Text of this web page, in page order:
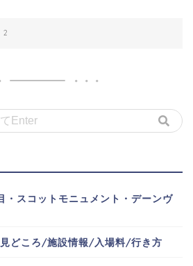
2
・スコットモニュメント・デーンヴ
どころ/施設情報/入場料/行き方